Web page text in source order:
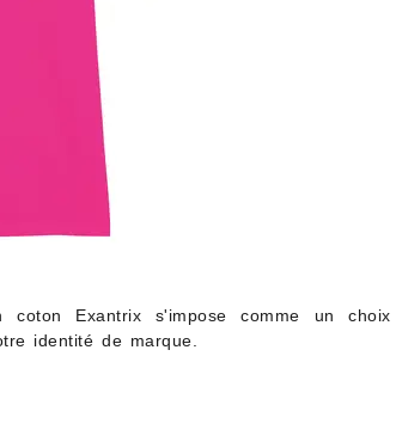
Exantrix s'impose comme un choix
identité de marque.